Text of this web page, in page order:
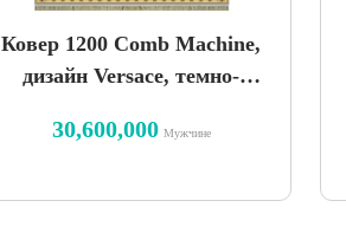
Ковер 1200 Comb Machine,
дизайн Versace, темно-
30,600,000 Мужчине